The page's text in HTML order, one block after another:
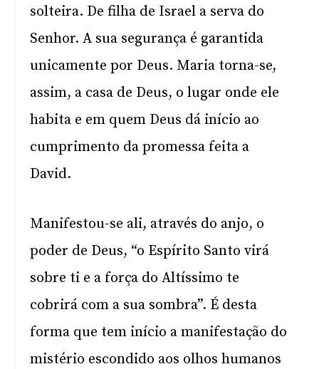
solteira. De filha de Israel a serva do
Senhor. A sua segurança é garantida
unicamente por Deus. Maria torna-se,
assim, a casa de Deus, o lugar onde ele
habita e em quem Deus dá início ao
cumprimento da promessa feita a
David.
Manifestou-se ali, através do anjo, o
poder de Deus, “o Espírito Santo virá
sobre ti e a força do Altíssimo te
cobrirá com a sua sombra”. É desta
forma que tem início a manifestação do
mistério escondido aos olhos humanos